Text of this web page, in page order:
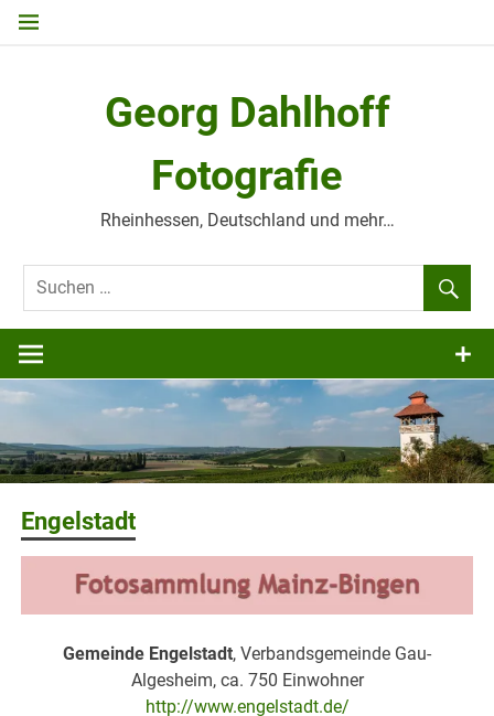
Zum
Georg Dahlhoff
Fotografie
Rheinhessen, Deutschland und mehr…
Engelstadt
Gemeinde Engelstadt, Verbandsgemeinde Gau-
Algesheim, ca. 750 Einwohner
http://www.engelstadt.de/